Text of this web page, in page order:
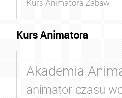
Kurs Animatora Zabaw
Kurs Animatora
Akademia
animator czasu